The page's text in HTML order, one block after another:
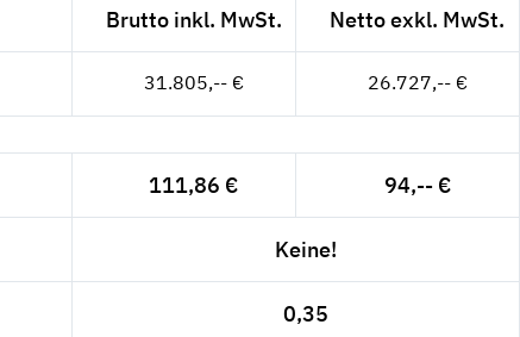
Brutto inkl. MwSt. Netto exkl. MwSt.
31.805,-- € 26.727,-- €
111,86 € 94,-- €
Keine!
0,35